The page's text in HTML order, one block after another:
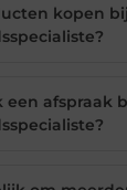
kopen
een afspraak